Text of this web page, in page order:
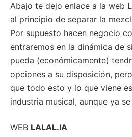
Abajo te dejo enlace a la web
al principio de separar la
Por supuesto hacen negocio
entraremos en la dinámica de
pueda (económicamente)
opciones a su disposición,
que todo esto y lo que viene
industria musical, aunque ya
WEB LALAL.IA